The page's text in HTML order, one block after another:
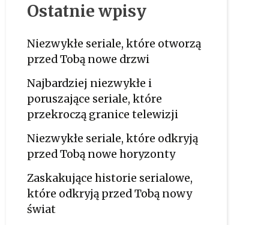
Ostatnie wpisy
Niezwykłe seriale, które otworzą
przed Tobą nowe drzwi
Najbardziej niezwykłe i
poruszające seriale, które
przekroczą granice telewizji
Niezwykłe seriale, które odkryją
przed Tobą nowe horyzonty
Zaskakujące historie serialowe,
które odkryją przed Tobą nowy
świat